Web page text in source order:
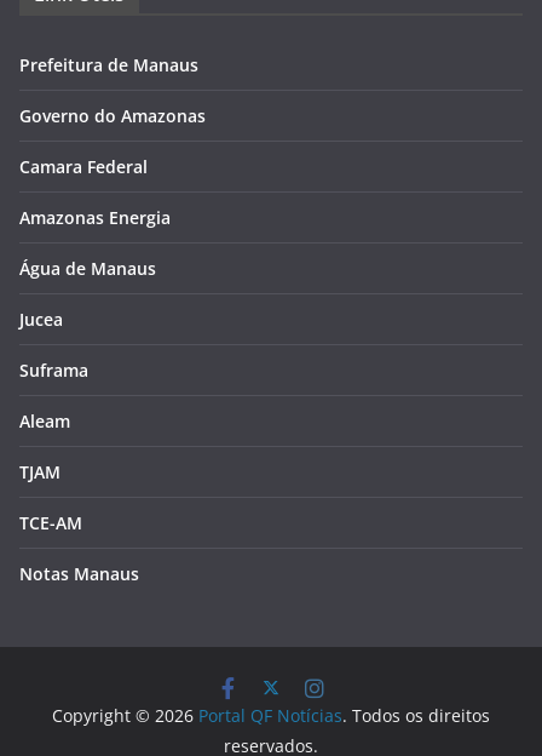
Prefeitura de Manaus
Governo do Amazonas
Camara Federal
Amazonas Energia
Água de Manaus
Jucea
Suframa
Aleam
TJAM
TCE-AM
Notas Manaus
Copyright © 2026 Portal QF Notícias. Todos os direitos
reservados.